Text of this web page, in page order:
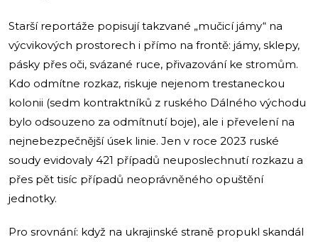
Starší reportáže popisují takzvané „mučicí jámy“ na
výcvikových prostorech i přímo na frontě: jámy, sklepy,
pásky přes oči, svázané ruce, přivazování ke stromům.
Kdo odmítne rozkaz, riskuje nejenom trestaneckou
kolonii (sedm kontraktníků z ruského Dálného východu
bylo odsouzeno za odmítnutí boje), ale i převelení na
nejnebezpečnější úsek linie. Jen v roce 2023 ruské
soudy evidovaly 421 případů neuposlechnutí rozkazu a
přes pět tisíc případů neoprávněného opuštění
jednotky.
Pro srovnání: když na ukrajinské straně propukl skandál